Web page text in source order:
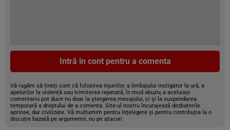
Intră în cont pentru a comenta
Vă rugăm să țineți cont că folosirea injuriilor, a limbajului instigator la ură, a
apelurilor la violență sau trimiterea repetată, în mod abuziv, a aceluiași
comentariu pot duce nu doar la ștergerea mesajului, ci și la suspendarea
temporară a dreptului de a comenta. Site-ul nostru încurajează dezbaterile
aprinse, dar civilizate. Vă mulțumim pentru înțelegere și pentru contribuția la o
discuție bazată pe argumente, nu pe atacuri.